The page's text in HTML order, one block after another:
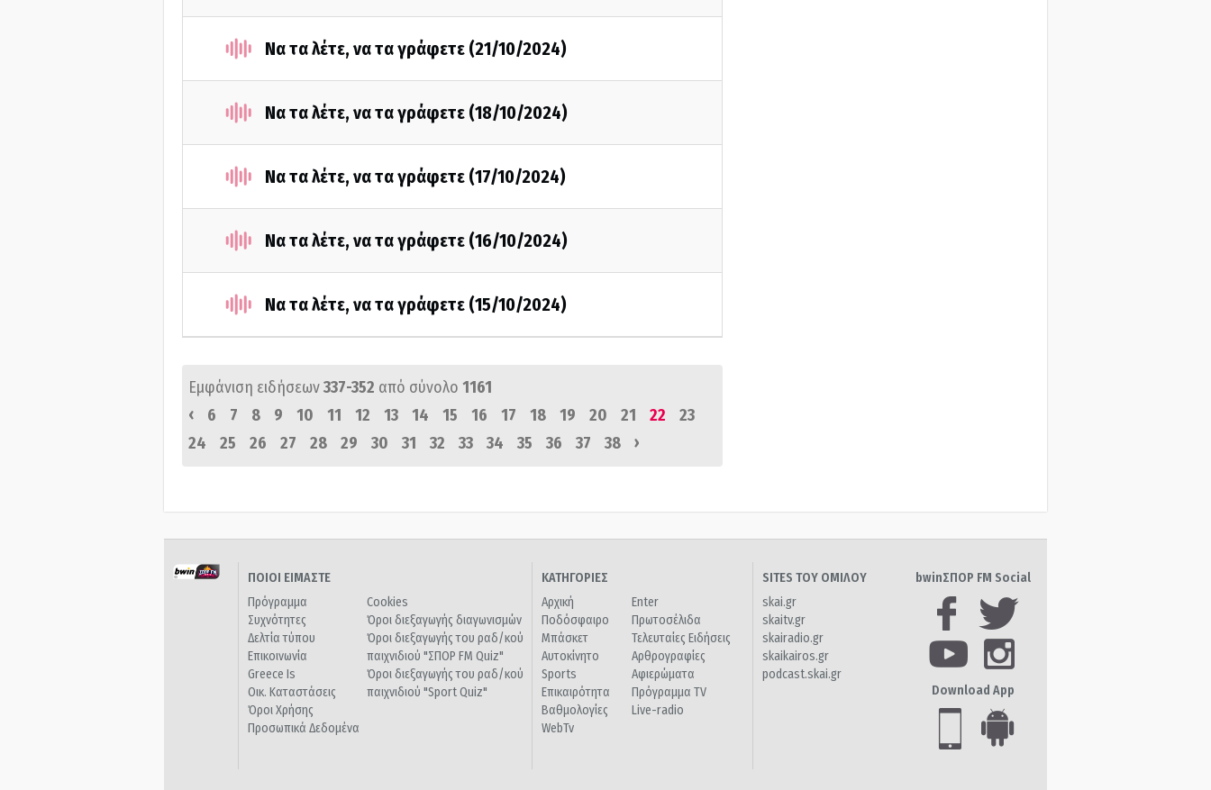
Να τα λέτε, να τα γράφετε (21/10/2024)
Να τα λέτε, να τα γράφετε (18/10/2024)
Να τα λέτε, να τα γράφετε (17/10/2024)
Να τα λέτε, να τα γράφετε (16/10/2024)
Να τα λέτε, να τα γράφετε (15/10/2024)
Εμφάνιση ειδήσεων337-352 από σύνολο 1161
‹
6 7 8 9 10 11 12 13 14 15 16 17 18 19 20 21 22
23
24
25 26 27 28 29 30 31 32 33 34 35 36 37 38 ›
ΠΟΙΟΙ ΕΙΜΑΣΤΕ
Πρόγραμμα
Συχνότητες
Δελτία τύπου
Επικοινωνία
Greece Is
Οικ. Καταστάσεις
Όροι Χρήσης
Προσωπικά Δεδομένα
Cookies
Όροι διεξαγωγής διαγωνισμών
Όροι διεξαγωγής του ραδ/κού
παιχνιδιού "ΣΠΟΡ FM Quiz"
Όροι διεξαγωγής του ραδ/κού
παιχνιδιού "Sport Quiz"
ΚΑΤΗΓΟΡΙΕΣ
Αρχική
Ποδόσφαιρο
Μπάσκετ
Αυτοκίνητο
Sports
Επικαιρότητα
Βαθμολογίες
WebTv
Enter
Πρωτοσέλιδα
Τελευταίες Ειδήσεις
Αρθρογραφίες
Αφιερώματα
Πρόγραμμα TV
Live-radio
SITES ΤΟΥ ΟΜΙΛΟΥ
skai.gr
skaitv.gr
skairadio.gr
skaikairos.gr
podcast.skai.gr
bwinΣΠΟΡ FM Social
Download App